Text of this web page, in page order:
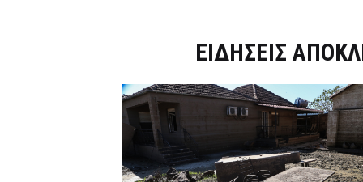
ΕΙΔΗΣΕΙΣ